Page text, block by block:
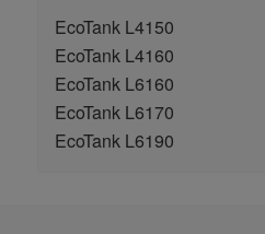
EcoTank L4150
EcoTank L4160
EcoTank L6160
EcoTank L6170
EcoTank L6190